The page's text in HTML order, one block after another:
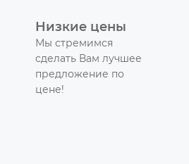
Низкие цены
Мы стремимся
сделать Вам лучшее
предложение по
цене!